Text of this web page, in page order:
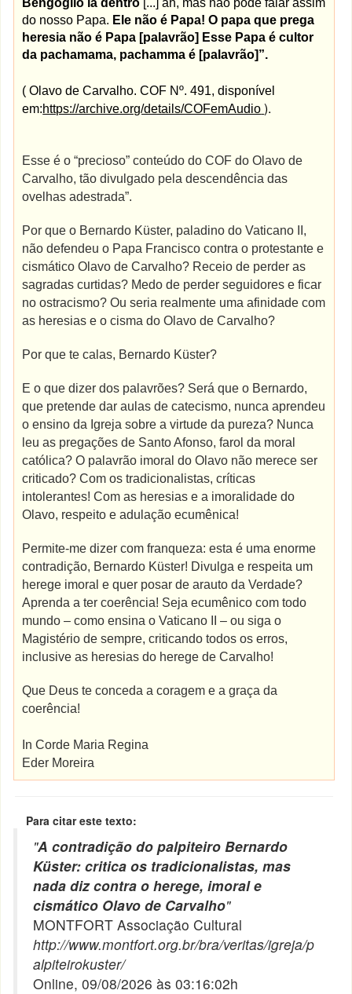
Bengoglio lá dentro [...] ah, mas não pode falar assim
do nosso Papa. Ele não é Papa! O papa que prega
heresia não é Papa [palavrão] Esse Papa é cultor
da pachamama, pachamma é [palavrão]”.
( Olavo de Carvalho. COF Nº. 491, disponível
em:https://archive.org/details/COFemAudio ).
Esse é o “precioso” conteúdo do COF do Olavo de
Carvalho, tão divulgado pela descendência das
ovelhas adestrada”.
Por que o Bernardo Küster, paladino do Vaticano II,
não defendeu o Papa Francisco contra o protestante e
cismático Olavo de Carvalho? Receio de perder as
sagradas curtidas? Medo de perder seguidores e ficar
no ostracismo? Ou seria realmente uma afinidade com
as heresias e o cisma do Olavo de Carvalho?
Por que te calas, Bernardo Küster?
E o que dizer dos palavrões? Será que o Bernardo,
que pretende dar aulas de catecismo, nunca aprendeu
o ensino da Igreja sobre a virtude da pureza? Nunca
leu as pregações de Santo Afonso, farol da moral
católica? O palavrão imoral do Olavo não merece ser
criticado? Com os tradicionalistas, críticas
intolerantes! Com as heresias e a imoralidade do
Olavo, respeito e adulação ecumênica!
Permite-me dizer com franqueza: esta é uma enorme
contradição, Bernardo Küster! Divulga e respeita um
herege imoral e quer posar de arauto da Verdade?
Aprenda a ter coerência! Seja ecumênico com todo
mundo – como ensina o Vaticano II – ou siga o
Magistério de sempre, criticando todos os erros,
inclusive as heresias do herege de Carvalho!
Que Deus te conceda a coragem e a graça da
coerência!
In Corde Maria Regina
Eder Moreira
Para citar este texto:
"A contradição do palpiteiro Bernardo
Küster: critica os tradicionalistas, mas
nada diz contra o herege, imoral e
cismático Olavo de Carvalho"
MONTFORT Associação Cultural
http://www.montfort.org.br/bra/veritas/igreja/p
alpiteirokuster/
Online, 09/08/2026 às 03:16:02h